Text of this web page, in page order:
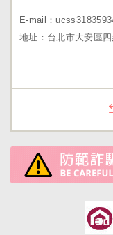
E-mail：
地址：台北市大安區